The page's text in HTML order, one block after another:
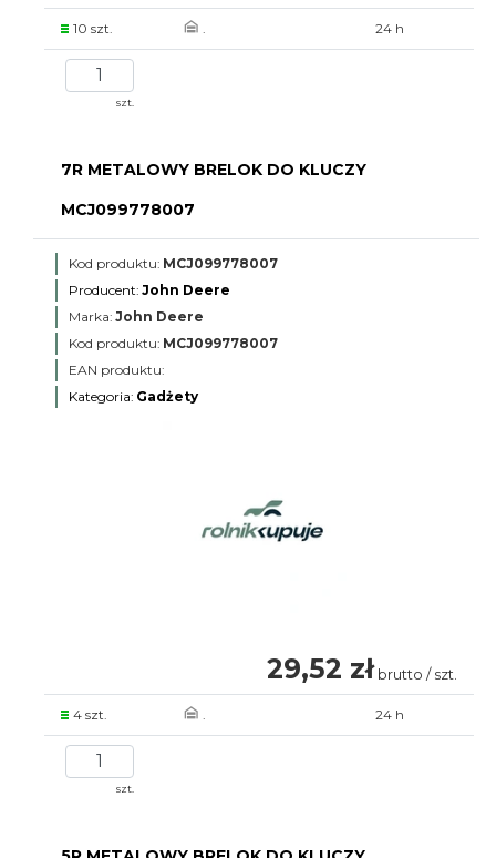
10 szt. . 24 h
szt.
7R METALOWY BRELOK DO KLUCZY
MCJ099778007
Kod produktu: MCJ099778007
Producent: John Deere
Marka: John Deere
Kod produktu: MCJ099778007
EAN produktu:
Kategoria: Gadżety
29,52 zł brutto / szt.
4 szt. . 24 h
szt.